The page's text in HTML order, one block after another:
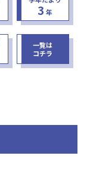
3 年
一覧は
コチラ